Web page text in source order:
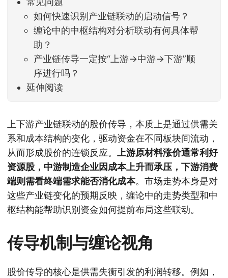
如何快速识别产业链联动的启动信号？
缠论中的中枢结构对分析联动有何具体帮
助？
产业链传导一定按“上游→中游→下游”顺
序进行吗？
延伸阅读
上下游产业链联动的股价传导，本质上是通过供需关
系和成本结构的变化，驱动资金在不同板块间流动，
从而形成股价的连锁反应。
上游原材料涨价通常利好
资源股，中游制造企业因成本上升而承压，下游消费
端则需看终端需求能否消化成本。市场走势本身是对
这些产业链变化的预期反映，缠论中的走势类型和中
枢结构能帮助识别资金如何提前布局这些联动。
传导机制与缠论视角
股价传导的核心是供需失衡引发的利润转移。例如，